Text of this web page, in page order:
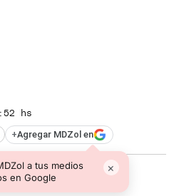
hs
+Agregar MDZol en
a tus medios
en Google
×